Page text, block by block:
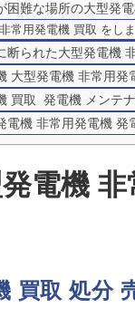
困難な場所の大型発
非常用発電機 買取 をし
断られた大型発電機
大型発電機 非常用発
買取 発電機 メンテ
電機 非常用発電機
電機
買取 処分